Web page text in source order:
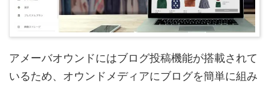
アメーバオウンドにはブログ投稿機能が搭載されて
いるため、オウンドメディアにブログを簡単に組み